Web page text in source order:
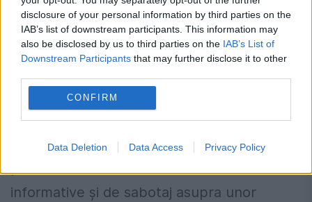
disclosure of your personal information by third parties on the
IAB’s list of downstream participants. This information may
also be disclosed by us to third parties on the IAB’s List of
Downstream Participants that may further disclose it to other
CONFIRM
Data Deletion Data Access Privacy Policy
„În contextul conflictului militar între
Federația Rusă și Ucraina, având în vedere
militar și profesional, precum și interesul
pentru domeniul militar, procurorul
apreciază că există riscuri derivate din
informative și de sabotaj asupra unor